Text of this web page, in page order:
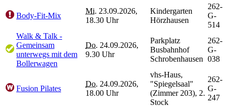
Body-Fit-Mix
Mi. 23.09.2026,
18.30 Uhr
Kindergarten
Hörzhausen
262-
G-
514
Walk & Talk -
Gemeinsam
unterwegs mit dem
Bollerwagen
Do. 24.09.2026,
9.30 Uhr
Parkplatz
Busbahnhof
Schrobenhausen
262-
G-
038
Fusion Pilates
Do. 24.09.2026,
18.00 Uhr
vhs-Haus,
"Spiegelsaal"
(Zimmer 203), 2.
Stock
262-
G-
247